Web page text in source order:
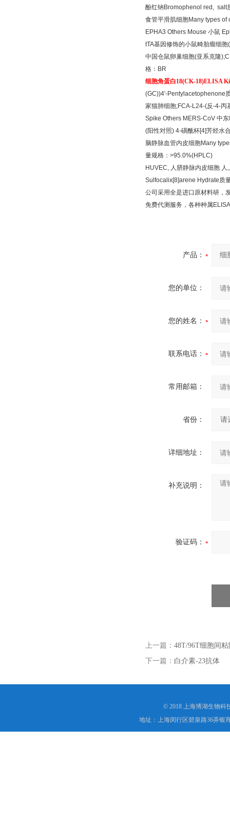
酚红钠Bromophenol red, salt
食管平滑肌细胞Many types of
EPHA3 Others Mouse 小鼠
tTA基因修饰的小鼠畸胎瘤细胞
中国仓鼠卵巢细胞(亚系克隆
格： BR
细胞角蛋白18(CK-18)ELISA
(GC))4'-Pentylacetophenone
家猫肺细胞;FCA-L24-(反-4-丙
Spike Others MERS-CoV 中
(阳性对照) 4-磺酰杯[4]芳烃水
脑静脉血管内皮细胞Many
量规格： >95.0%(HPLC)
HUVEC, 人脐静脉内皮细胞 人
Sulfocalix[8]arene Hydrate质
公司采用全是进口原材料研，
免费代测服务，各种种属ELISA
产品：
您的单位：
您的姓名：
联系电话：
常用邮箱：
省份：
详细地址：
补充说明：
验证码：
上一篇： 48T/96T细胞间
下一篇： 白介素-23抗体
© 2018 上海博湖生物科
地址：上海闵行区碧泉路36弄银